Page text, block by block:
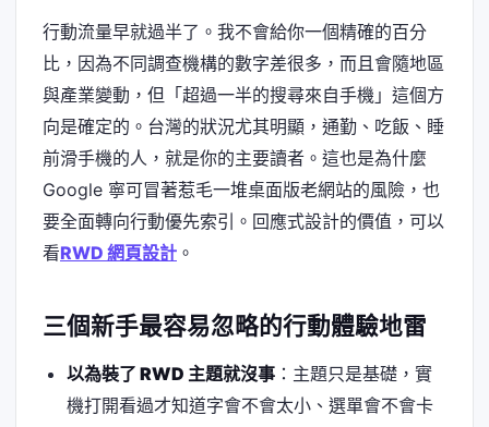
行動流量早就過半了。我不會給你一個精確的百分
比，因為不同調查機構的數字差很多，而且會隨地區
與產業變動，但「超過一半的搜尋來自手機」這個方
向是確定的。台灣的狀況尤其明顯，通勤、吃飯、睡
前滑手機的人，就是你的主要讀者。這也是為什麼
Google 寧可冒著惹毛一堆桌面版老網站的風險，也
要全面轉向行動優先索引。回應式設計的價值，可以
看RWD 網頁設計 。
三個新手最容易忽略的行動體驗地雷
以為裝了 RWD 主題就沒事：主題只是基礎，實
機打開看過才知道字會不會太小、選單會不會卡